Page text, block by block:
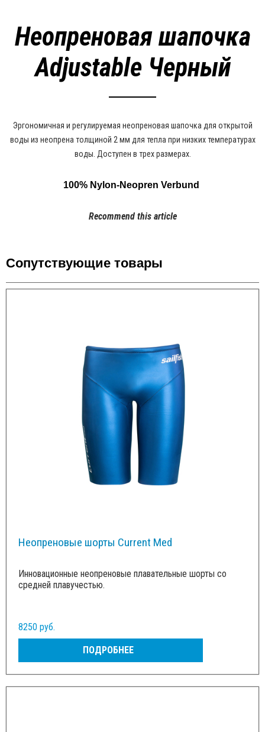
Неопреновая шапочка
Adjustable Черный
Эргономичная и регулируемая неопреновая шапочка для открытой
воды из неопрена толщиной 2 мм для тепла при низких температурах
воды. Доступен в трех размерах.
100% Nylon-Neopren Verbund
Recommend this article
Сопутствующие товары
Неопреновые шорты Current Med
Инновационные неопреновые плавательные шорты со
средней плавучестью.
8250 руб.
ПОДРОБНЕЕ